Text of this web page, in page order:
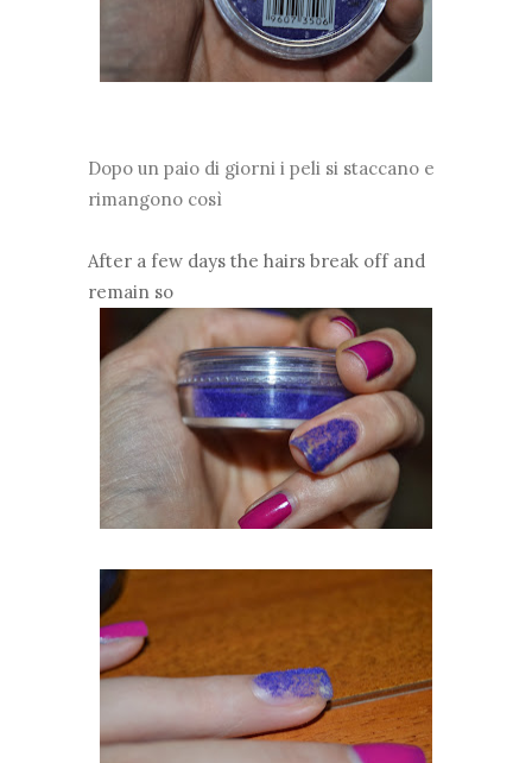
Dopo un paio di giorni i peli si staccano e
rimangono così
After a few days the hairs break off and
remain so